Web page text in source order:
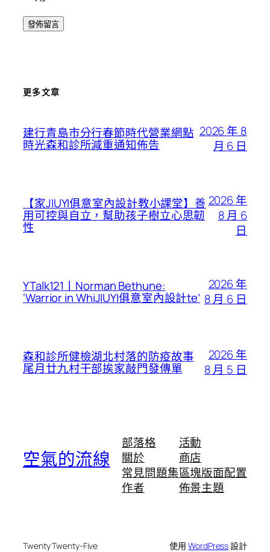
更多文章
建行青島市分行春節時代營業網點
時光森和診所減重通知佈告
2026 年 8
月 6 日
【家JIUYI俱意室內設計教小課堂】善
用可控與自立，幫助孩子樹立心思韌
性
2026 年
8 月 6
日
YTalk121丨Norman Bethune:
‘Warrior in WhiJIUYI俱意室內設計te’
2026 年
8 月 6 日
森和診所健檢湖北村落的防疫故事
尾月廿九村干部挨家敲門發傳單
2026 年
8 月 5 日
空氣的流線
部落格
關於
常見問題集
作者
活動
商店
區塊版面配置
佈景主題
Twenty Twenty-Five 使用WordPress設計